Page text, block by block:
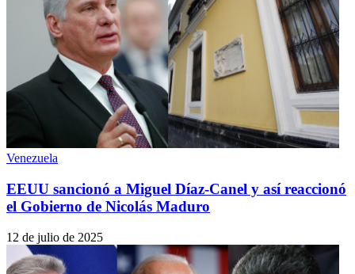
Venezuela
EEUU sancionó a Miguel Díaz-Canel y así reaccionó
el Gobierno de Nicolás Maduro
12 de julio de 2025